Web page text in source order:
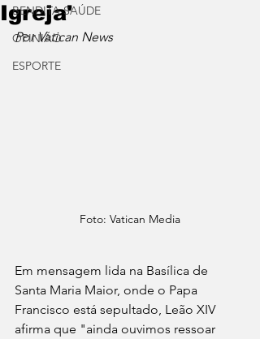
BENDITA SAÚDE
OPINIÃO
ESPORTE
Igreja'
Por Vatican News
Foto: Vatican Media
Em mensagem lida na Basílica de
Santa Maria Maior, onde o Papa
Francisco está sepultado, Leão XIV
afirma que "ainda ouvimos ressoar